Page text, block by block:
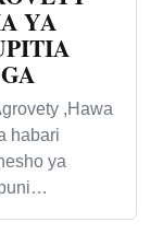
YA
,Hawa
habari
ya